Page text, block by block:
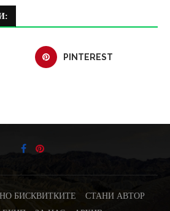
PINTEREST
БИСКВИТКИТЕ
СТАНИ АВТОР